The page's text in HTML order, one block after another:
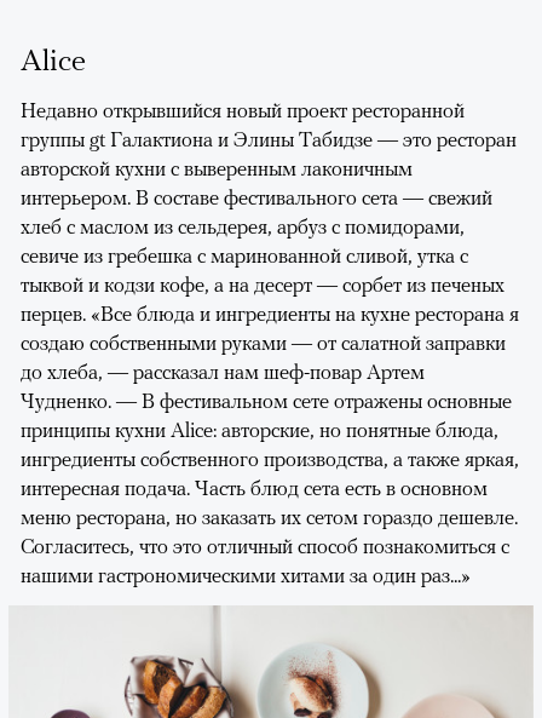
Alice
Недавно открывшийся новый проект ресторанной
группы gt Галактиона и Элины Табидзе — это ресторан
авторской кухни с выверенным лаконичным
интерьером. В составе фестивального сета — свежий
хлеб с маслом из сельдерея, арбуз с помидорами,
севиче из гребешка с маринованной сливой, утка с
тыквой и кодзи кофе, а на десерт — сорбет из печеных
перцев. «Все блюда и ингредиенты на кухне ресторана я
создаю собственными руками — от салатной заправки
до хлеба, — рассказал нам шеф-повар Артем
Чудненко. — В фестивальном сете отражены основные
принципы кухни Alice: авторские, но понятные блюда,
ингредиенты собственного производства, а также яркая,
интересная подача. Часть блюд сета есть в основном
меню ресторана, но заказать их сетом гораздо дешевле.
Согласитесь, что это отличный способ познакомиться с
нашими гастрономическими хитами за один раз...»